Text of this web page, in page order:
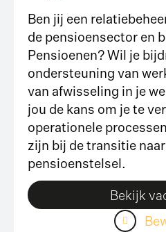
Ben jij een
de pensioensector en
Pensioenen? Wil je
ondersteuning van
van afwisseling in je
jou de kans om je te
operationele
zijn bij de transitie
pensioenstelsel.
Bekijk